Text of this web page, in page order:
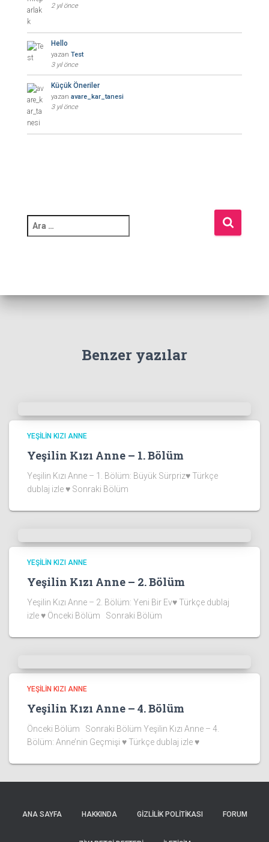
2 yıl önce
Hello
yazan Test
3 yıl önce
Küçük Öneriler
yazan avare_kar_tanesi
3 yıl önce
r
Benzer yazılar
YEŞILIN KIZI ANNE
Yeşilin Kızı Anne – 1. Bölüm
Yeşilin Kızı Anne – 1. Bölüm: Büyük Sürpriz♥ Türkçe
dublaj izle ♥ Sonraki Bölüm
YEŞILIN KIZI ANNE
Yeşilin Kızı Anne – 2. Bölüm
Yeşilin Kızı Anne – 2. Bölüm: Yeni Bir Ev♥ Türkçe dublaj
izle ♥ Önceki Bölüm Sonraki Bölüm
YEŞILIN KIZI ANNE
Yeşilin Kızı Anne – 4. Bölüm
Önceki Bölüm Sonraki Bölüm Yeşilin Kızı Anne – 4.
Bölüm: Anne’nin Geçmişi ♥ Türkçe dublaj izle ♥
ANA SAYFA HAKKINDA GIZLILIK POLITIKASI FORUM